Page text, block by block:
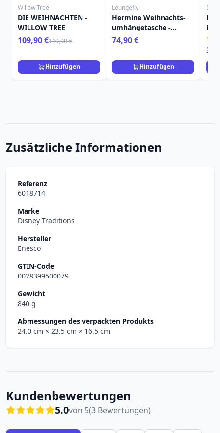
Willow Tree
DIE WEIHNACHTEN -
WILLOW TREE
109,90 €119,90 €
Hinzufügen
Loungefly
Hermine Weihnachts-
umhängetasche -
Loungefly Harry Potter
74,90 €
Hinzufügen
Zusätzliche Informationen
Referenz
6018714
Marke
Disney Traditions
Hersteller
Enesco
GTIN-Code
0028399500079
Gewicht
840 g
Abmessungen des verpackten Produkts
24.0 cm × 23.5 cm × 16.5 cm
Kundenbewertungen
5.0von 5(3 Bewertungen)